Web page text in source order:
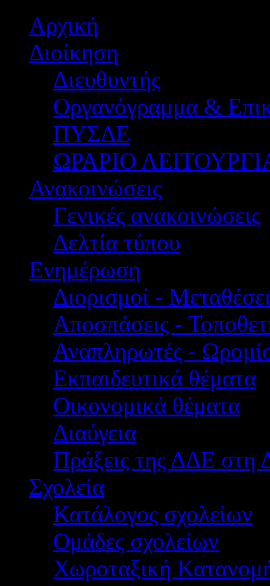
Αρχική
Διοίκηση
Διευθυντής
Οργανόγραμμα &
ΠΥΣΔΕ
ΩΡΑΡΙΟ
Ανακοινώσεις
Γενικές ανακοινώσεις
Δελτία τύπου
Ενημέρωση
Διορισμοί -
Αποσπάσεις -
Αναπληρωτές -
Εκπαιδευτικά θέματα
Οικονομικά θέματα
Διαύγεια
Πράξεις της ΔΔΕ στη
Σχολεία
Κατάλογος σχολείων
Ομάδες σχολείων
Χωροταξική